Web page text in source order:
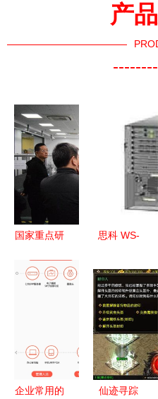
产
国家重点研
目“面向智
备研发”顺
利通过中期
思科 WS-
换机技术解
析 性能、
特点与部署
场景全了解
企业常用的
仙迹寻踪